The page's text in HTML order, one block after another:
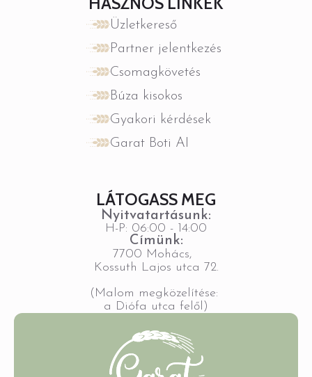
Üzletkereső
Partner jelentkezés
Csomagkövetés
Búza kisokos
Gyakori kérdések
Garat Boti AI
LÁTOGASS MEG
Nyitvatartásunk:
H-P: 06:00 - 14:00
Címünk:
7700 Mohács,
Kossuth Lajos utca 72.
(Malom megközelítése:
a Diófa utca felől)